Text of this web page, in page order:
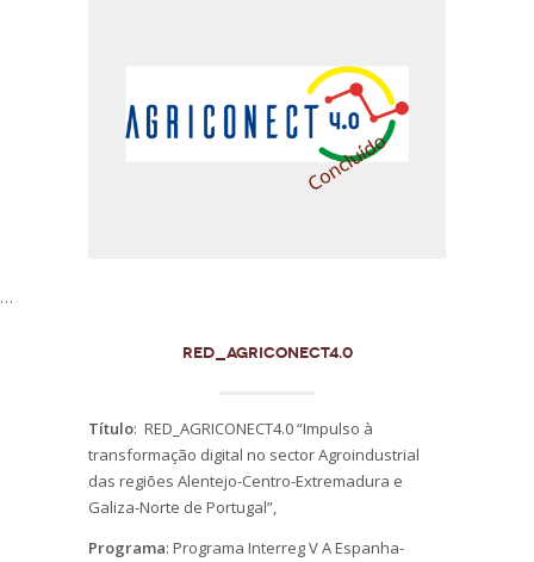
…
RED_AGRICONECT4.0
Título: RED_AGRICONECT4.0 “Impulso à
transformação digital no sector Agroindustrial
das regiões Alentejo-Centro-Extremadura e
Galiza-Norte de Portugal”,
Programa: Programa Interreg V A Espanha-